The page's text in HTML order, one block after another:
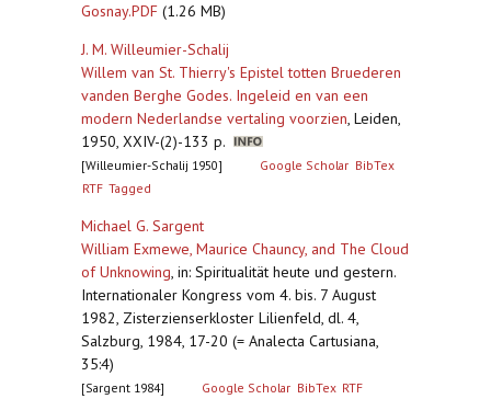
Gosnay.PDF (1.26 MB)
J. M. Willeumier-Schalij
Willem van St. Thierry's Epistel totten Bruederen
vanden Berghe Godes. Ingeleid en van een
modern Nederlandse vertaling voorzien, Leiden,
1950, XXIV-(2)-133 p.
[Willeumier-Schalij 1950] Google Scholar BibTex
RTF Tagged
Michael G. Sargent
William Exmewe, Maurice Chauncy, and The Cloud
of Unknowing, in: Spiritualität heute und gestern.
Internationaler Kongress vom 4. bis. 7 August
1982, Zisterzienserkloster Lilienfeld, dl. 4,
Salzburg, 1984, 17-20 (= Analecta Cartusiana,
35:4)
[Sargent 1984] Google Scholar BibTex RTF